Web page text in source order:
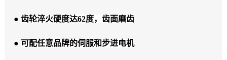
● 齿轮淬火硬度达62度，齿面磨齿
● 可配任意品牌的伺服和步进电机